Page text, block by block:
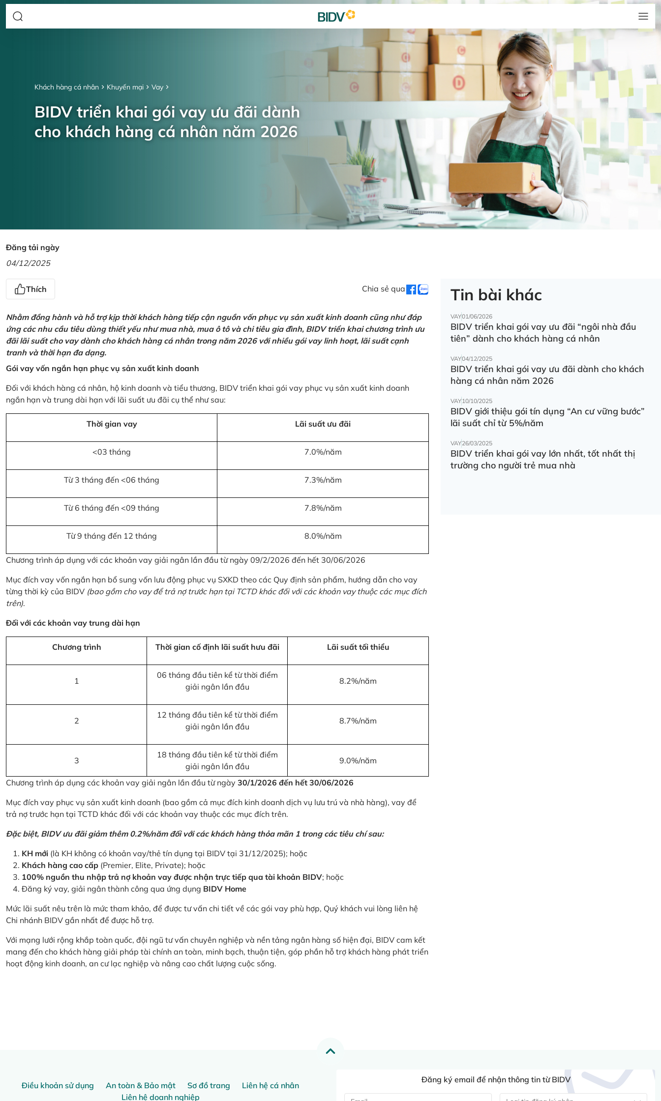
Khách hàng cá nhân Khuyến mại Vay
BIDV triển khai gói vay ưu đãi dành
cho khách hàng cá nhân năm 2026
Đăng tải ngày
04/12/2025
Thích Chia sẻ qua
Nhằm đồng hành và hỗ trợ kịp thời khách hàng tiếp cận nguồn vốn phục vụ sản xuất kinh doanh cũng như đáp
ứng các nhu cầu tiêu dùng thiết yếu như mua nhà, mua ô tô và chi tiêu gia đình, BIDV triển khai chương trình ưu
đãi lãi suất cho vay dành cho khách hàng cá nhân trong năm 2026 với nhiều gói vay linh hoạt, lãi suất cạnh
tranh và thời hạn đa dạng.
Gói vay vốn ngắn hạn phục vụ sản xuất kinh doanh
Đối với khách hàng cá nhân, hộ kinh doanh và tiểu thương, BIDV triển khai gói vay phục vụ sản xuất kinh doanh
ngắn hạn và trung dài hạn với lãi suất ưu đãi cụ thể như sau:
Thời gian vay Lãi suất ưu đãi
<03 tháng 7.0%/năm
Từ 3 tháng đến <06 tháng 7.3%/năm
Từ 6 tháng đến <09 tháng 7.8%/năm
Từ 9 tháng đến 12 tháng 8.0%/năm
Chương trình áp dụng với các khoản vay giải ngân lần đầu từ ngày 09/2/2026 đến hết 30/06/2026
Mục đích vay vốn ngắn hạn bổ sung vốn lưu động phục vụ SXKD theo các Quy định sản phẩm, hướng dẫn cho vay
từng thời kỳ của BIDV (bao gồm cho vay để trả nợ trước hạn tại TCTD khác đối với các khoản vay thuộc các mục đích
trên).
Đối với các khoản vay trung dài hạn
Chương trình Thời gian cố định lãi suất hưu đãi Lãi suất tối thiểu
1
06 tháng đầu tiên kể từ thời điểm
giải ngân lần đầu
8.2%/năm
2
12 tháng đầu tiên kể từ thời điểm
giải ngân lần đầu
8.7%/năm
3
18 tháng đầu tiên kể từ thời điểm
giải ngân lần đầu
9.0%/năm
Chương trình áp dụng các khoản vay giải ngân lần đầu từ ngày 30/1/2026 đến hết 30/06/2026
Mục đích vay phục vụ sản xuất kinh doanh (bao gồm cả mục đích kinh doanh dịch vụ lưu trú và nhà hàng), vay để
trả nợ trước hạn tại TCTD khác đối với các khoản vay thuộc các mục đích trên.
Đặc biệt, BIDV ưu đãi giảm thêm 0.2%/năm đối với các khách hàng thỏa mãn 1 trong các tiêu chí sau:
KH mới (là KH không có khoản vay/thẻ tín dụng tại BIDV tại 31/12/2025); hoặc
Khách hàng cao cấp (Premier, Elite, Private); hoặc
100% nguồn thu nhập trả nợ khoản vay được nhận trực tiếp qua tài khoản BIDV; hoặc
Đăng ký vay, giải ngân thành công qua ứng dụng BIDV Home
Mức lãi suất nêu trên là mức tham khảo, để được tư vấn chi tiết về các gói vay phù hợp, Quý khách vui lòng liên hệ
Chi nhánh BIDV gần nhất để được hỗ trợ.
Với mạng lưới rộng khắp toàn quốc, đội ngũ tư vấn chuyên nghiệp và nền tảng ngân hàng số hiện đại, BIDV cam kết
mang đến cho khách hàng giải pháp tài chính an toàn, minh bạch, thuận tiện, góp phần hỗ trợ khách hàng phát triển
hoạt động kinh doanh, an cư lạc nghiệp và nâng cao chất lượng cuộc sống.
Tin bài khác
VAY01/06/2026
BIDV triển khai gói vay ưu đãi “ngôi nhà đầu
tiên” dành cho khách hàng cá nhân
VAY04/12/2025
BIDV triển khai gói vay ưu đãi dành cho khách
hàng cá nhân năm 2026
VAY10/10/2025
BIDV giới thiệu gói tín dụng “An cư vững bước”
lãi suất chỉ từ 5%/năm
VAY26/03/2025
BIDV triển khai gói vay lớn nhất, tốt nhất thị
trường cho người trẻ mua nhà
Điều khoản sử dụng An toàn & Bảo mật Sơ đồ trang
Liên hệ cá nhân
Liên hệ doanh nghiệp
Đăng ký email để nhận thông tin từ BIDV